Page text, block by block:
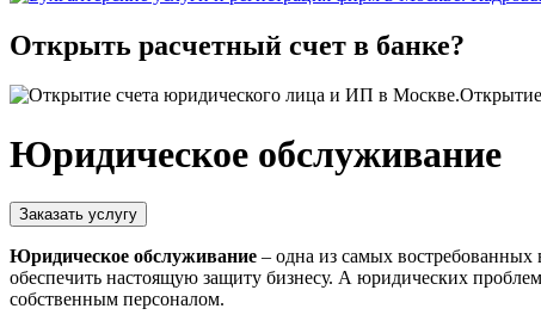
Открыть расчетный счет в банке?
Юридическое обслуживание
Юридическое обслуживание – одна из самых
обеспечить настоящую защиту бизнесу. А юридических
собственным персоналом.